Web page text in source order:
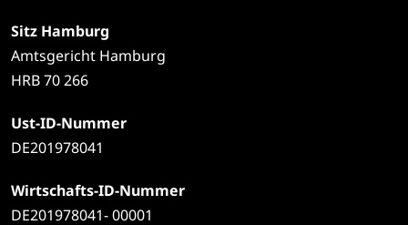
Sitz Hamburg
Amtsgericht Hamburg
HRB 70 266
Ust-ID-Nummer
DE201978041
Wirtschafts-ID-Nummer
DE201978041- 00001